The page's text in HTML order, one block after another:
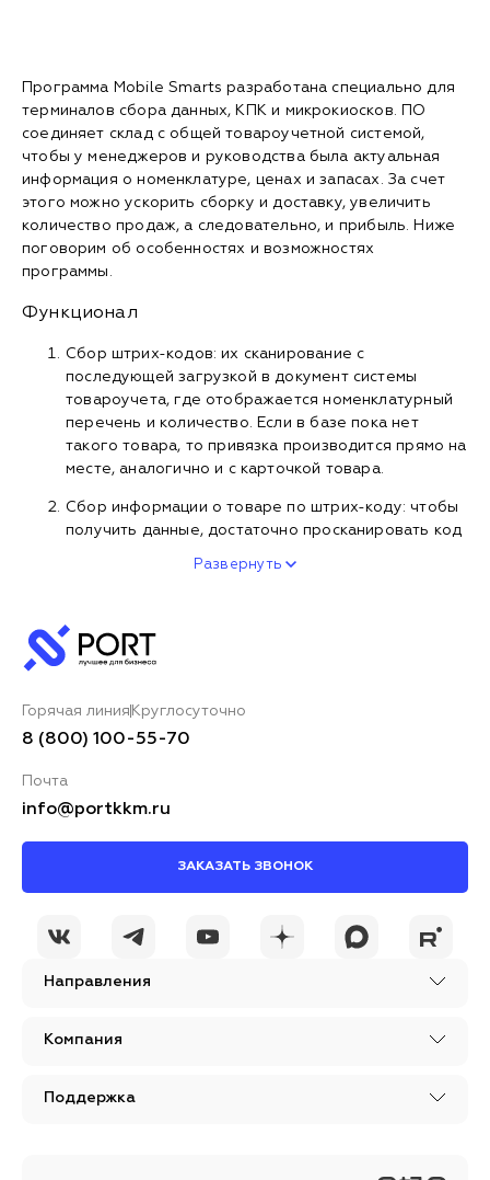
Программа Mobile Smarts разработана специально для
терминалов сбора данных, КПК и микрокиосков. ПО
соединяет склад с общей товароучетной системой,
чтобы у менеджеров и руководства была актуальная
информация о номенклатуре, ценах и запасах. За счет
этого можно ускорить сборку и доставку, увеличить
количество продаж, а следовательно, и прибыль. Ниже
поговорим об особенностях и возможностях
программы.
Функционал
Сбор штрих-кодов: их сканирование с
последующей загрузкой в документ системы
товароучета, где отображается номенклатурный
перечень и количество. Если в базе пока нет
такого товара, то привязка производится прямо на
месте, аналогично и с карточкой товара.
Сбор информации о товаре по штрих-коду: чтобы
получить данные, достаточно просканировать код
Развернуть
Направления
Компания
Поддержка
Горячая линия Круглосуточно
8 (800) 100-55-70
Почта
info@portkkm.ru
ЗАКАЗАТЬ ЗВОНОК